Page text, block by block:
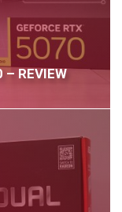
– REVIEW